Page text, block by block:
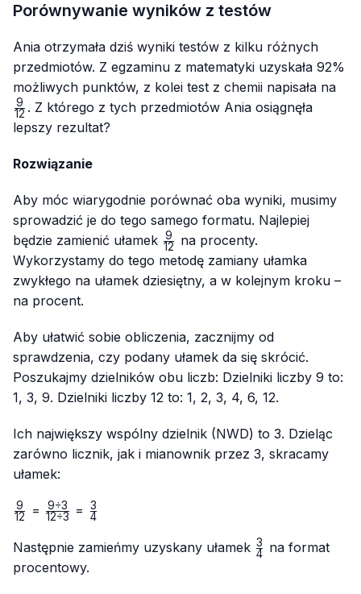
Porównywanie wyników z testów
Ania otrzymała dziś wyniki testów z kilku różnych
przedmiotów. Z egzaminu z matematyki uzyskała 92%
możliwych punktów, z kolei test z chemii napisała na
12
9 . Z którego z tych przedmiotów Ania osiągnęła
lepszy rezultat?
Rozwiązanie
Aby móc wiarygodnie porównać oba wyniki, musimy
sprowadzić je do tego samego formatu. Najlepiej
będzie zamienić ułamek \frac{9}
{12}
12
9
na procenty.
Wykorzystamy do tego metodę zamiany ułamka
zwykłego na ułamek dziesiętny, a w kolejnym kroku –
na procent.
Aby ułatwić sobie obliczenia, zacznijmy od
sprawdzenia, czy podany ułamek da się skrócić.
Poszukajmy dzielników obu liczb: Dzielniki liczby 9 to:
1, 3, 9. Dzielniki liczby 12 to: 1, 2, 3, 4, 6, 12.
Ich największy wspólny dzielnik (NWD) to 3. Dzieląc
zarówno licznik, jak i mianownik przez 3, skracamy
ułamek:
\frac{9}
12
9 = \frac{9
{12 ÷
3}
12÷3
9÷3 = \frac{3}
4
3
Następnie zamieńmy uzyskany ułamek \frac{3}
4
3
na format
procentowy.